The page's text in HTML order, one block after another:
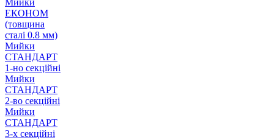
Мийки
ЕКОНОМ
(товщина
сталі 0.8 мм)
Мийки
СТАНДАРТ
1-но секційні
Мийки
СТАНДАРТ
2-во секційні
Мийки
СТАНДАРТ
3-х секційні